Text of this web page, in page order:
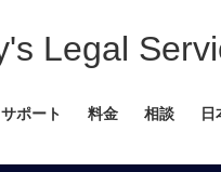
Legal
ポート 料金 相談 日